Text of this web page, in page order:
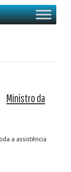
Ministro da
a assistência